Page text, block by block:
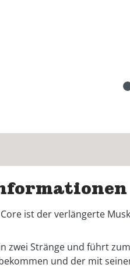
Core ist der verlängerte
zwei Stränge und führt
und der mit